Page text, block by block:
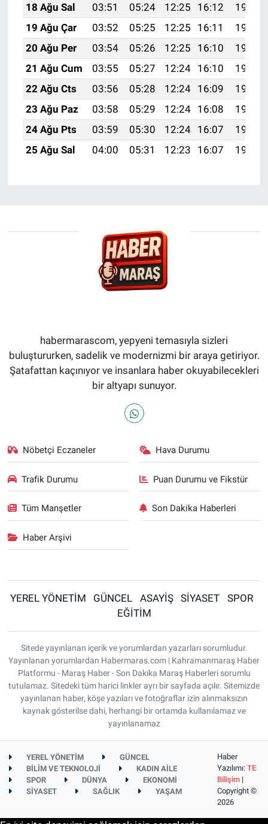
18 Ağu Sal
03:51 05:24 12:25 16:12
19:16
19 Ağu Çar
03:52 05:25 12:25 16:11
19:15
20 Ağu Per
03:54 05:26 12:25 16:10
19:13
21 Ağu Cum
03:55 05:27 12:24 16:10
19:12
22 Ağu Cts
03:56 05:28 12:24 16:09
19:11
23 Ağu Paz
03:58 05:29 12:24 16:08
19:09
24 Ağu Pts
03:59 05:30 12:24 16:07
19:08
25 Ağu Sal
04:00 05:31 12:23 16:07 19:06
habermarascom, yepyeni temasıyla sizleri
buluştururken, sadelik ve modernizmi bir araya getiriyor.
Şatafattan kaçınıyor ve insanlara haber okuyabilecekleri
bir altyapı sunuyor.
Nöbetçi Eczaneler Hava Durumu
Trafik Durumu Puan Durumu ve Fikstür
Tüm Manşetler Son Dakika Haberleri
Haber Arşivi
YEREL YÖNETİM GÜNCEL ASAYİŞ SİYASET
SPOR
EĞİTİM
Sitede yayınlanan içerik ve yorumlardan yazarları sorumludur.
Yayınlanan yorumlardan Habermaras.com | Kahramanmaraş Haber
Platformu - Maraş Haber - Son Dakika Maraş Haberleri sorumlu
tutulamaz. Sitedeki tüm harici linkler ayrı bir sayfada açılır. Sitemizde
yayınlanan haber, köşe yazıları ve fotoğraflar izin alınmaksızın
kaynak gösterilse dahi, herhangi bir ortamda kullanılamaz ve
yayınlanamaz
YEREL YÖNETİM
GÜNCEL
BİLİM VE TEKNOLOJİ
KADIN AİLE
SPOR
DÜNYA
EKONOMİ
SİYASET
SAĞLIK YAŞAM
Haber
Yazılımı: TE
Bilişim|
Copyright ©
2026